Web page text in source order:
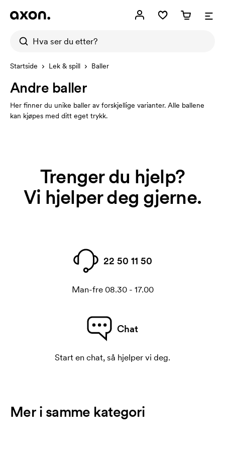
Startside Lek & spill Baller
Andre baller
Her finner du unike baller av forskjellige varianter. Alle ballene
kan kjøpes med ditt eget trykk.
Trenger du hjelp?
Vi hjelper deg gjerne.
22 50 11 50
Man-fre 08.30 - 17.00
Chat
Start en chat, så hjelper vi deg.
Mer i samme kategori